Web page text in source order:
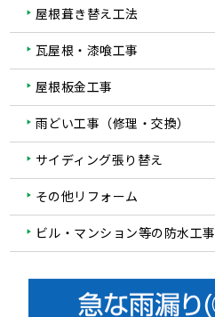
屋根葺き替え工法
瓦屋根・漆喰工事
屋根板金工事
雨どい工事（修理・交換）
サイディング張り替え
その他リフォーム
ビル・マンション等の防水工事